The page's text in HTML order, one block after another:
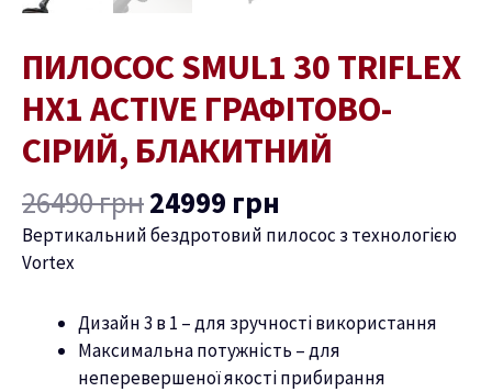
ПИЛОСОС SMUL1 30 TRIFLEX
HX1 ACTIVE ГРАФІТОВО-
СІРИЙ, БЛАКИТНИЙ
26490грн24999 грн
Вертикальний бездротовий пилосос з технологією
Vortex
Дизайн 3 в 1 – для зручності використання
Максимальна потужність – для
неперевершеної якості прибирання